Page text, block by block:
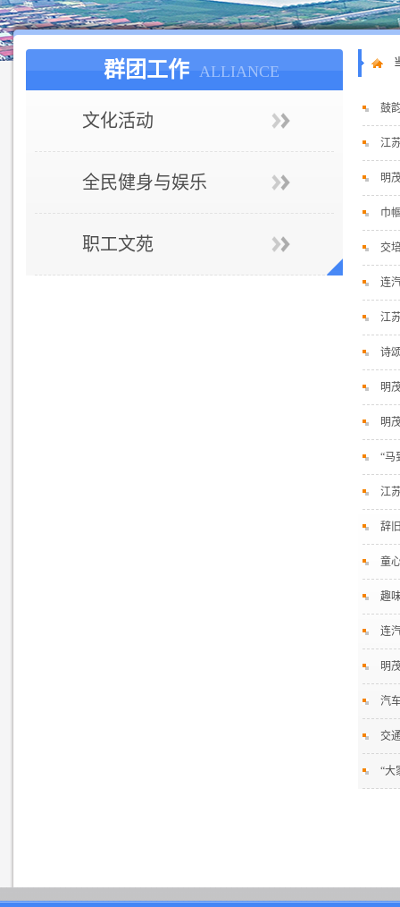
群团工作 ALLIANCE
文化活动
全民健身与娱乐
职工文苑
鼓
江
明
巾
交
连
江
诗
明
明
“马
江
辞
童
趣
连
明
汽
交
“大